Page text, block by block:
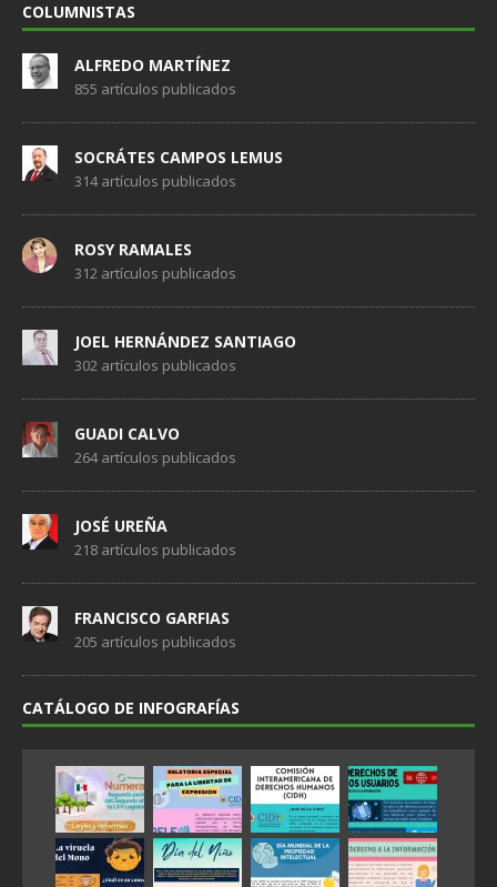
COLUMNISTAS
ALFREDO MARTÍNEZ
855 artículos publicados
SOCRÁTES CAMPOS LEMUS
314 artículos publicados
ROSY RAMALES
312 artículos publicados
JOEL HERNÁNDEZ SANTIAGO
302 artículos publicados
GUADI CALVO
264 artículos publicados
JOSÉ UREÑA
218 artículos publicados
FRANCISCO GARFIAS
205 artículos publicados
CATÁLOGO DE INFOGRAFÍAS